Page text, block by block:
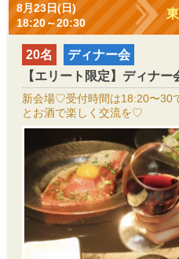
8月23日(日)
18:20～20:30
20名
ディナー会
【エリート限定】ディナー
新会場♡受付時間は18:20〜30
とお酒で楽しく交流を♡